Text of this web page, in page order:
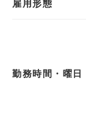
雇用形態
勤務時間・曜日